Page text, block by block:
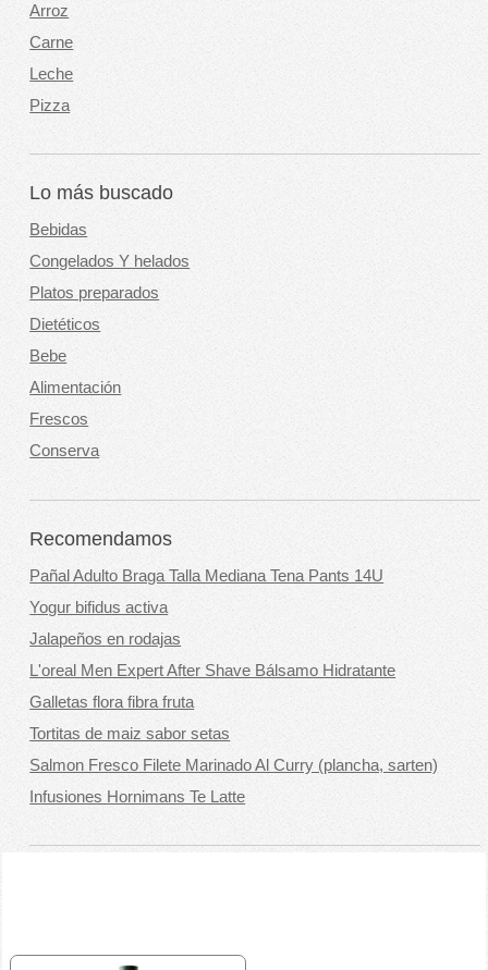
Arroz
Carne
Leche
Pizza
Lo más buscado
Bebidas
Congelados Y helados
Platos preparados
Dietéticos
Bebe
Alimentación
Frescos
Conserva
Recomendamos
Pañal Adulto Braga Talla Mediana Tena Pants 14U
Yogur bifidus activa
Jalapeños en rodajas
L'oreal Men Expert After Shave Bálsamo Hidratante
Galletas flora fibra fruta
Tortitas de maiz sabor setas
Salmon Fresco Filete Marinado Al Curry (plancha, sarten)
Infusiones Hornimans Te Latte